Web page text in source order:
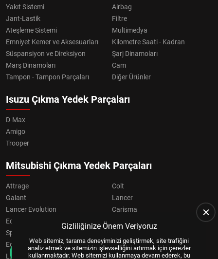
Yakıt Sistemi
Airbag
Jant-Lastik
Filtre
Ateşleme Sistemi
Multimedya
Emniyet Kemer ve Aksesuarları
Kilometre Saati - Kadran
Süspansiyon ve Direksiyon
Şarj Dinamoları
Marş Dinamoları
Cam
Tampon - Tampon Parçaları
Diğer Ürünler
Isuzu Çıkma Yedek Parçaları
D-Max
Amigo
Trooper
Mitsubishi Çıkma Yedek Parçaları
Attrage
Colt
Galant
Lancer
Lancer Evolution
Carisma
Eclipse
Grandis
Space Star
Eclipse Cross
OUTLANDER
L200
Pajero
Gizliliğinize Önem Veriyoruz
Web sitemiz, tarama deneyiminizi geliştirmek, site trafiğini
analiz etmek ve sitemizin işlevselliğini artırmak için çerezler
kullanmaktadır. Web sitemizi kullanmaya devam ederek, bu